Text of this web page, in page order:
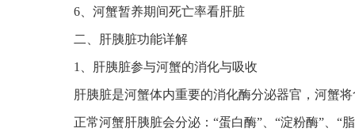
6、河蟹暂养期间死亡率看肝脏
二、肝胰脏功能详解
1、肝胰脏参与河蟹的消化与吸收
肝胰脏是河蟹体内重要的消化酶分泌器官，河蟹
正常河蟹肝胰脏会分泌：“蛋白酶”、“淀粉酶”、“